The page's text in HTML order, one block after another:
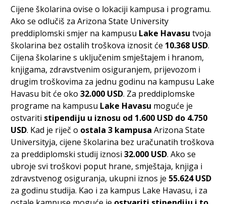
Cijene školarina ovise o lokaciji kampusa i programu.
Ako se odlučiš za Arizona State University
preddiplomski smjer na kampusu Lake Havasu tvoja
školarina bez ostalih troškova iznosit će 10.368 USD.
Cijena školarine s uključenim smještajem i hranom,
knjigama, zdravstvenim osiguranjem, prijevozom i
drugim troškovima za jednu godinu na kampusu Lake
Havasu bit će oko 32.000 USD. Za preddiplomske
programe na kampusu Lake Havasu moguće je
ostvariti stipendiju u iznosu od 1.600 USD do 4.750
USD. Kad je riječ o ostala 3 kampusa Arizona State
Universityja, cijene školarina bez uračunatih troškova
za preddiplomski studij iznosi 32.000 USD. Ako se
ubroje svi troškovi poput hrane, smještaja, knjiga i
zdravstvenog osiguranja, ukupni iznos je 55.624 USD
za godinu studija. Kao i za kampus Lake Havasu, i za